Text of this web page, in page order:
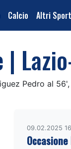
Calcio Altri Sport
|
Pedro al
09.02.2025